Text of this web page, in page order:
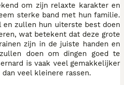
om zijn relaxte karakter en
sterke band met hun familie.
en zullen hun uiterste best doen
wat betekent dat deze grote
zijn in de juiste handen en
doen om dingen goed te
is vaak veel gemakkelijker
veel kleinere rassen.